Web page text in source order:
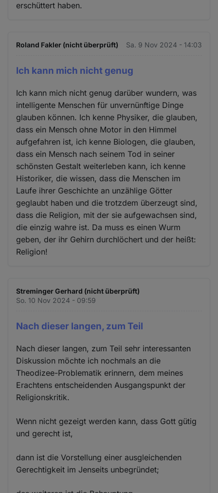
erschüttert haben.
Roland Fakler (nicht überprüft) Sa. 9 Nov 2024 - 14:03
Ich kann mich nicht genug
Ich kann mich nicht genug darüber wundern, was
intelligente Menschen für unvernünftige Dinge
glauben können. Ich kenne Physiker, die glauben,
dass ein Mensch ohne Motor in den Himmel
aufgefahren ist, ich kenne Biologen, die glauben,
dass ein Mensch nach seinem Tod in seiner
schönsten Gestalt weiterleben kann, ich kenne
Historiker, die wissen, dass die Menschen im
Laufe ihrer Geschichte an unzählige Götter
geglaubt haben und die trotzdem überzeugt sind,
dass die Religion, mit der sie aufgewachsen sind,
die einzig wahre ist. Da muss es einen Wurm
geben, der ihr Gehirn durchlöchert und der heißt:
Religion!
Streminger Gerhard (nicht überprüft)
So. 10 Nov 2024 - 09:59
Nach dieser langen, zum Teil
Nach dieser langen, zum Teil sehr interessanten
Diskussion möchte ich nochmals an die
Theodizee-Problematik erinnern, dem meines
Erachtens entscheidenden Ausgangspunkt der
Religionskritik.
Wenn nicht gezeigt werden kann, dass Gott gütig
und gerecht ist,
dann ist die Vorstellung einer ausgleichenden
Gerechtigkeit im Jenseits unbegründet;
und